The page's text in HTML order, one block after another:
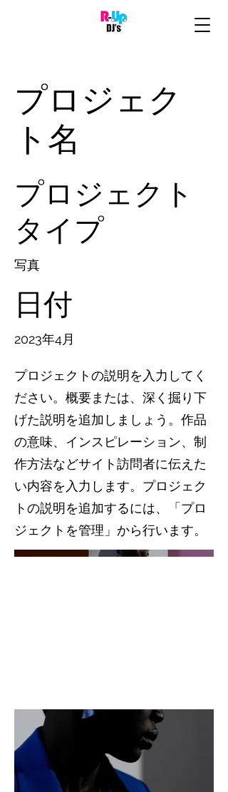
プロジェク
ト名
プロジェクト
タイプ
写真
日付
2023年4月
プロジェクトの説明を入力してく
ださい。概要または、深く掘り下
げた説明を追加しましょう。作品
の意味、インスピレーション、制
作方法などサイト訪問者に伝えた
い内容を入力します。プロジェク
トの説明を追加するには、「プロ
ジェクトを管理」から行います。